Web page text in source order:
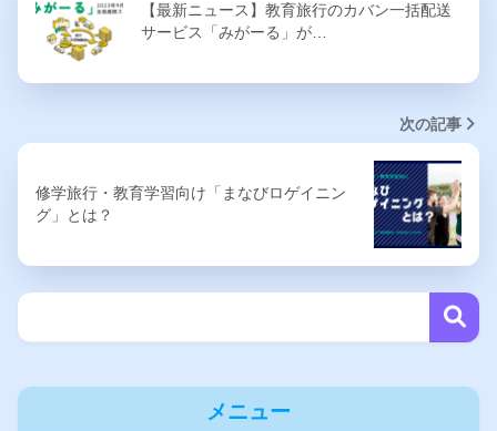
【最新ニュース】教育旅行のカバン一括配送
サービス「みがーる」が…
次の記事
修学旅行・教育学習向け「まなびロゲイニン
グ」とは？
メニュー